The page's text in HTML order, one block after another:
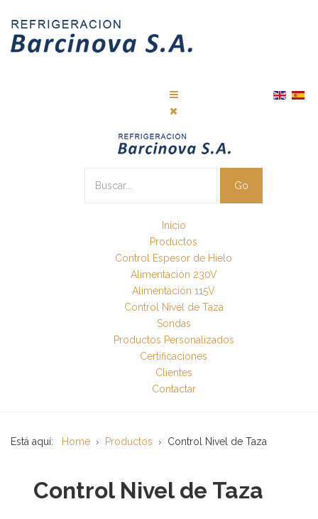
Go
Inicio
Productos
Control Espesor de Hielo
Alimentación 230V
Alimentación 115V
Control Nivel de Taza
Sondas
Productos Personalizados
Certificaciones
Clientes
Contactar
Está aquí: Home Productos Control Nivel de Taza
Control Nivel de Taza